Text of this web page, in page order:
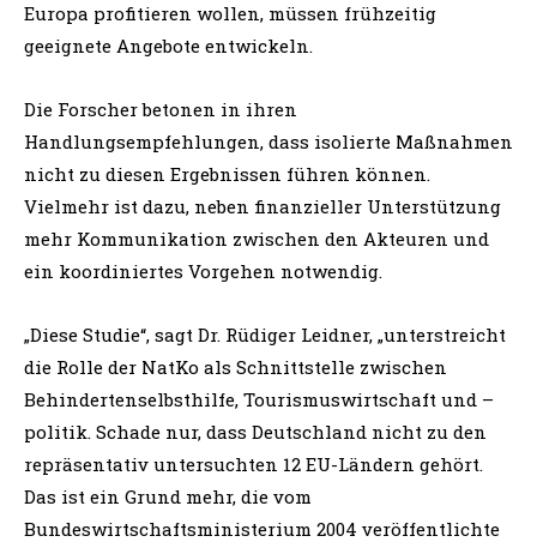
Europa profitieren wollen, müssen frühzeitig
geeignete Angebote entwickeln.
Die Forscher betonen in ihren
Handlungsempfehlungen, dass isolierte Maßnahmen
nicht zu diesen Ergebnissen führen können.
Vielmehr ist dazu, neben finanzieller Unterstützung
mehr Kommunikation zwischen den Akteuren und
ein koordiniertes Vorgehen notwendig.
„Diese Studie“, sagt Dr. Rüdiger Leidner, „unterstreicht
die Rolle der NatKo als Schnittstelle zwischen
Behindertenselbsthilfe, Tourismuswirtschaft und –
politik. Schade nur, dass Deutschland nicht zu den
repräsentativ untersuchten 12 EU-Ländern gehört.
Das ist ein Grund mehr, die vom
Bundeswirtschaftsministerium 2004 veröffentlichte